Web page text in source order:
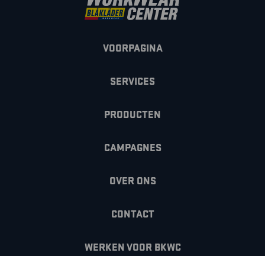
VOORPAGINA
SERVICES
PRODUCTEN
CAMPAGNES
OVER ONS
CONTACT
WERKEN VOOR BKWC